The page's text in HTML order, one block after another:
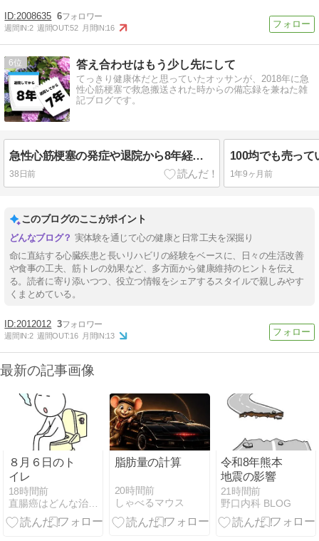
2008635 6
週間IN:2 週間OUT:52 月間IN:16
6 答え合わせはもう少し先にして
てっきり健康体だと思っていたオッサンが、2018年に急
性心筋梗塞で救急搬送された時からの備忘録を兼ねた雑
記ブログです。
急性心筋梗塞の発症や退院から8年経過｜朝の日課でランニングを始めた
38日前 1年9ヶ月前
このブログのここがポイント
実体験を通じて心の健康と日常工夫を深掘り
命に直結する心臓疾患と長いリハビリの経験をベースに、日々の生活改善
や食事の工夫、筋トレの効果など、多方面から健康維持のヒントを伝え
る。読者に寄り添いつつ、役立つ情報をシェアするスタイルで親しみやす
くまとめている。
2012012 3
週間IN:2 週間OUT:16 月間IN:13
最新の記事画像
８月６日のト
イレ
18時間前
直腸癌はどんな治療をするんだろう - 楽天ブログ
脂肪量の計算
20時間前
しゃべるマウス
令和8年熊本
地震の影響
21時間前
野口内科 BLOG